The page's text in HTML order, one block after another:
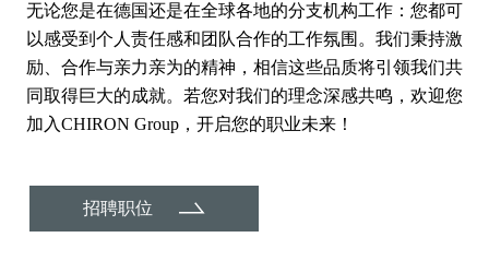
无论您是在德国还是在全球各地的分支机构工作：您都可
以感受到个人责任感和团队合作的工作氛围。我们秉持激
励、合作与亲力亲为的精神，相信这些品质将引领我们共
同取得巨大的成就。若您对我们的理念深感共鸣，欢迎您
加入CHIRON Group，开启您的职业未来！
招聘职位